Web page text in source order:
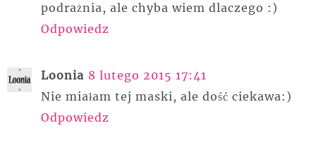
podrażnia, ale chyba wiem dlaczego :)
Odpowiedz
Loonia 8 lutego 2015 17:41
Nie miałam tej maski, ale dość ciekawa:)
Odpowiedz